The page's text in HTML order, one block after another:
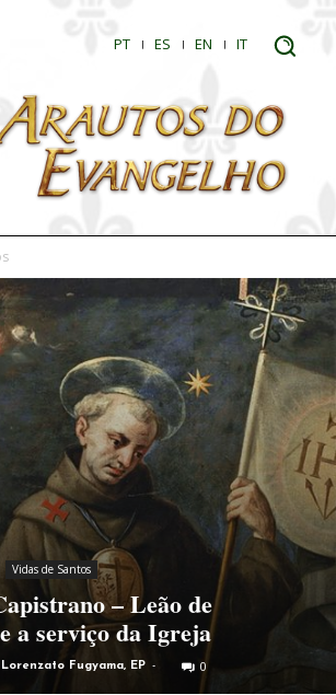
PT ES EN IT
Vidas de Santos
– Leão de
a serviço da Igreja
Fugyama, EP - 0